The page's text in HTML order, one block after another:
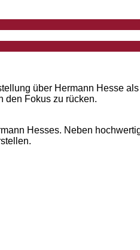
über Hermann Hesse
den Fokus zu rücken.
Hesses. Neben